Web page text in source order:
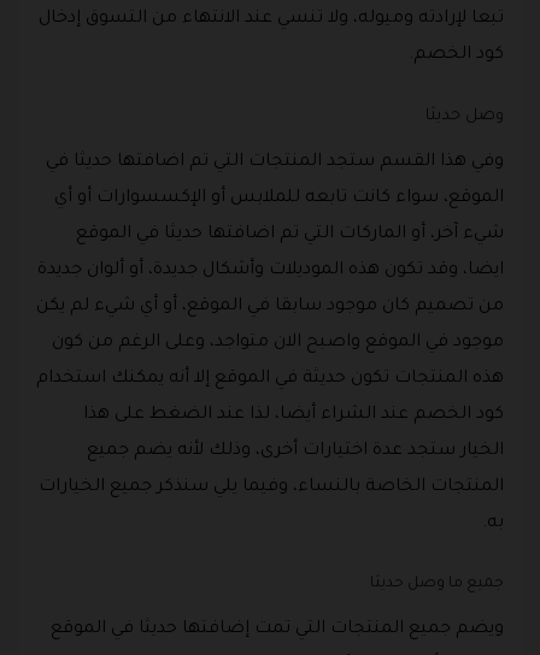
تبعا لإرادته وميوله، ولا تنسي عند الانتهاء من التسوق إدخال
كود الخصم.
وصل حديثا
وفي هذا القسم ستجد المنتجات التي تم اضافتها حديثا في
الموقع، سواء كانت تابعه للملابس أو الإكسسوارات أو أي
شيء آخر، أو الماركات التي تم اضافتها حديثا في الموقع
ايضا، وقد تكون هذه الموديلات وأشكال جديدة، أو ألوان جديدة
من تصميم كان موجود سابقا في الموقع، أو أي شيء لم يكن
موجود في الموقع واصبح الان متواجد، وعلى الرغم من كون
هذه المنتجات تكون حديثة في الموقع إلا أنه يمكنك استخدام
كود الخصم عند الشراء أيضا، لذا عند الضغط على هذا
الخيار ستجد عدة اختيارات أخرى، وذلك لأنه يضم جميع
المنتجات الخاصة بالنساء، وفيما يلي سنذكر جميع الخيارات
به.
جميع ما وصل حديثا
ويضم جميع المنتجات التي تمت إضافتها حديثا في الموقع